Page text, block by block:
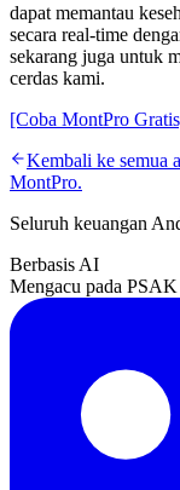
dapat memantau
secara real-time
sekarang juga untuk
cerdas kami.
[Coba MontPro
Kembali ke semua
MontPro.
Seluruh keuangan
Berbasis AI
Mengacu pada PSAK